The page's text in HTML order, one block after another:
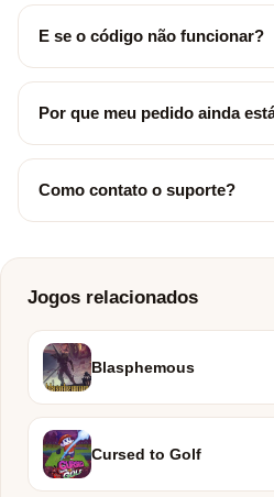
E se o código não funcionar?
Por que meu pedido ainda
Como contato o suporte?
Jogos relacionados
Blasphemous
Cursed to Golf